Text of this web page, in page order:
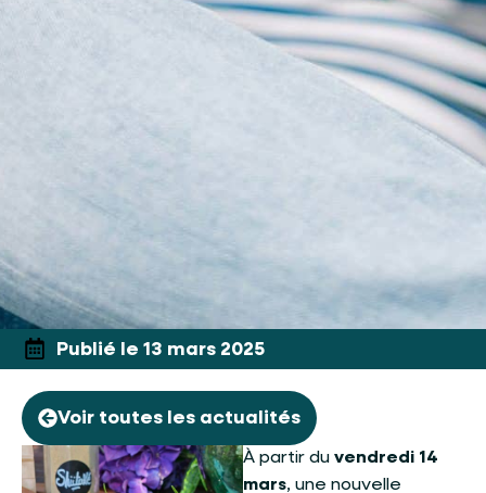
Publié le 13 mars 2025
Voir toutes les actualités
À partir du vendredi 14
mars, une nouvelle